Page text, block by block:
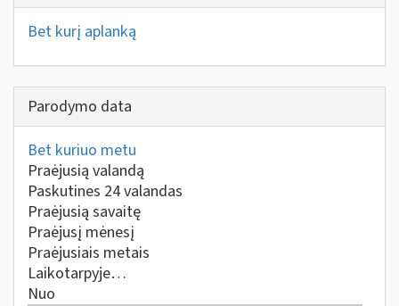
Bet kurį aplanką
Parodymo data
Bet kuriuo metu
Praėjusią valandą
Paskutines 24 valandas
Praėjusią savaitę
Praėjusį mėnesį
Praėjusiais metais
Laikotarpyje…
Nuo